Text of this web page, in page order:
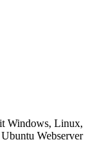
Windows, Linux,
Webserver